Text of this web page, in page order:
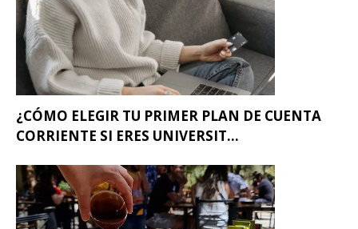
¿CÓMO ELEGIR TU PRIMER PLAN DE CUENTA
CORRIENTE SI ERES UNIVERSIT...